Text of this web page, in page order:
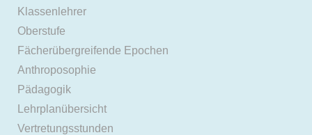
Klassenlehrer
Oberstufe
Fächerübergreifende Epochen
Anthroposophie
Pädagogik
Lehrplanübersicht
Vertretungsstunden